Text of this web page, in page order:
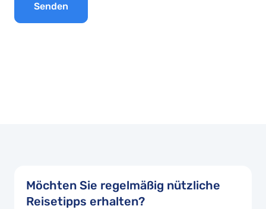
Senden
Möchten Sie regelmäßig nützliche
Reisetipps erhalten?